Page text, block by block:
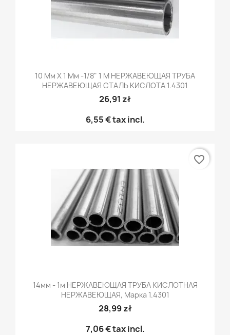
10 Мм X 1 Мм -1/8" 1 М НЕРЖАВЕЮЩАЯ ТРУБА
НЕРЖАВЕЮЩАЯ СТАЛЬ КИСЛОТА 1.4301
26,91 zł
6,55 €tax incl.
14мм - 1м НЕРЖАВЕЮЩАЯ ТРУБА КИСЛОТНАЯ
НЕРЖАВЕЮЩАЯ, Марка 1.4301
28,99 zł
7,06 €tax incl.
favorite_border